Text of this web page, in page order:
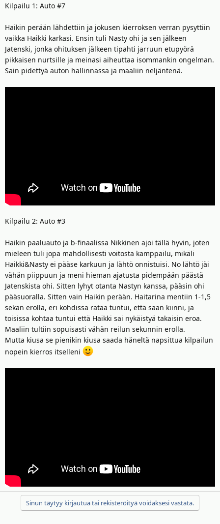
Kilpailu 1: Auto #7
Haikin perään lähdettiin ja jokusen kierroksen verran pysyttiin
vaikka Haikki karkasi. Ensin tuli Nasty ohi ja sen jälkeen
Jatenski, jonka ohituksen jälkeen tipahti jarruun etupyörä
pikkaisen nurtsille ja meinasi aiheuttaa isommankin ongelman.
Sain pidettyä auton hallinnassa ja maaliin neljäntenä.
Kilpailu 2: Auto #3
Haikin paaluauto ja b-finaalissa Nikkinen ajoi tällä hyvin, joten
mieleen tuli jopa mahdollisesti voitosta kamppailu, mikäli
Haikki&Nasty ei pääse karkuun ja lähtö onnistuisi. No lähtö jäi
vähän piippuun ja meni hieman ajatusta pidempään päästä
Jatenskista ohi. Sitten lyhyt otanta Nastyn kanssa, pääsin ohi
pääsuoralla. Sitten vain Haikin perään. Haitarina mentiin 1-1,5
sekan erolla, eri kohdissa rataa tuntui, että saan kiinni, ja
toisissa kohtaa tuntui että Haikki sai nykäistyä takaisin eroa.
Maaliin tultiin sopuisasti vähän reilun sekunnin erolla.
Mutta kiusa se pienikin kiusa saada häneltä napsittua kilpailun
nopein kierros itselleni
Sinun täytyy kirjautua tai rekisteröityä voidaksesi vastata.